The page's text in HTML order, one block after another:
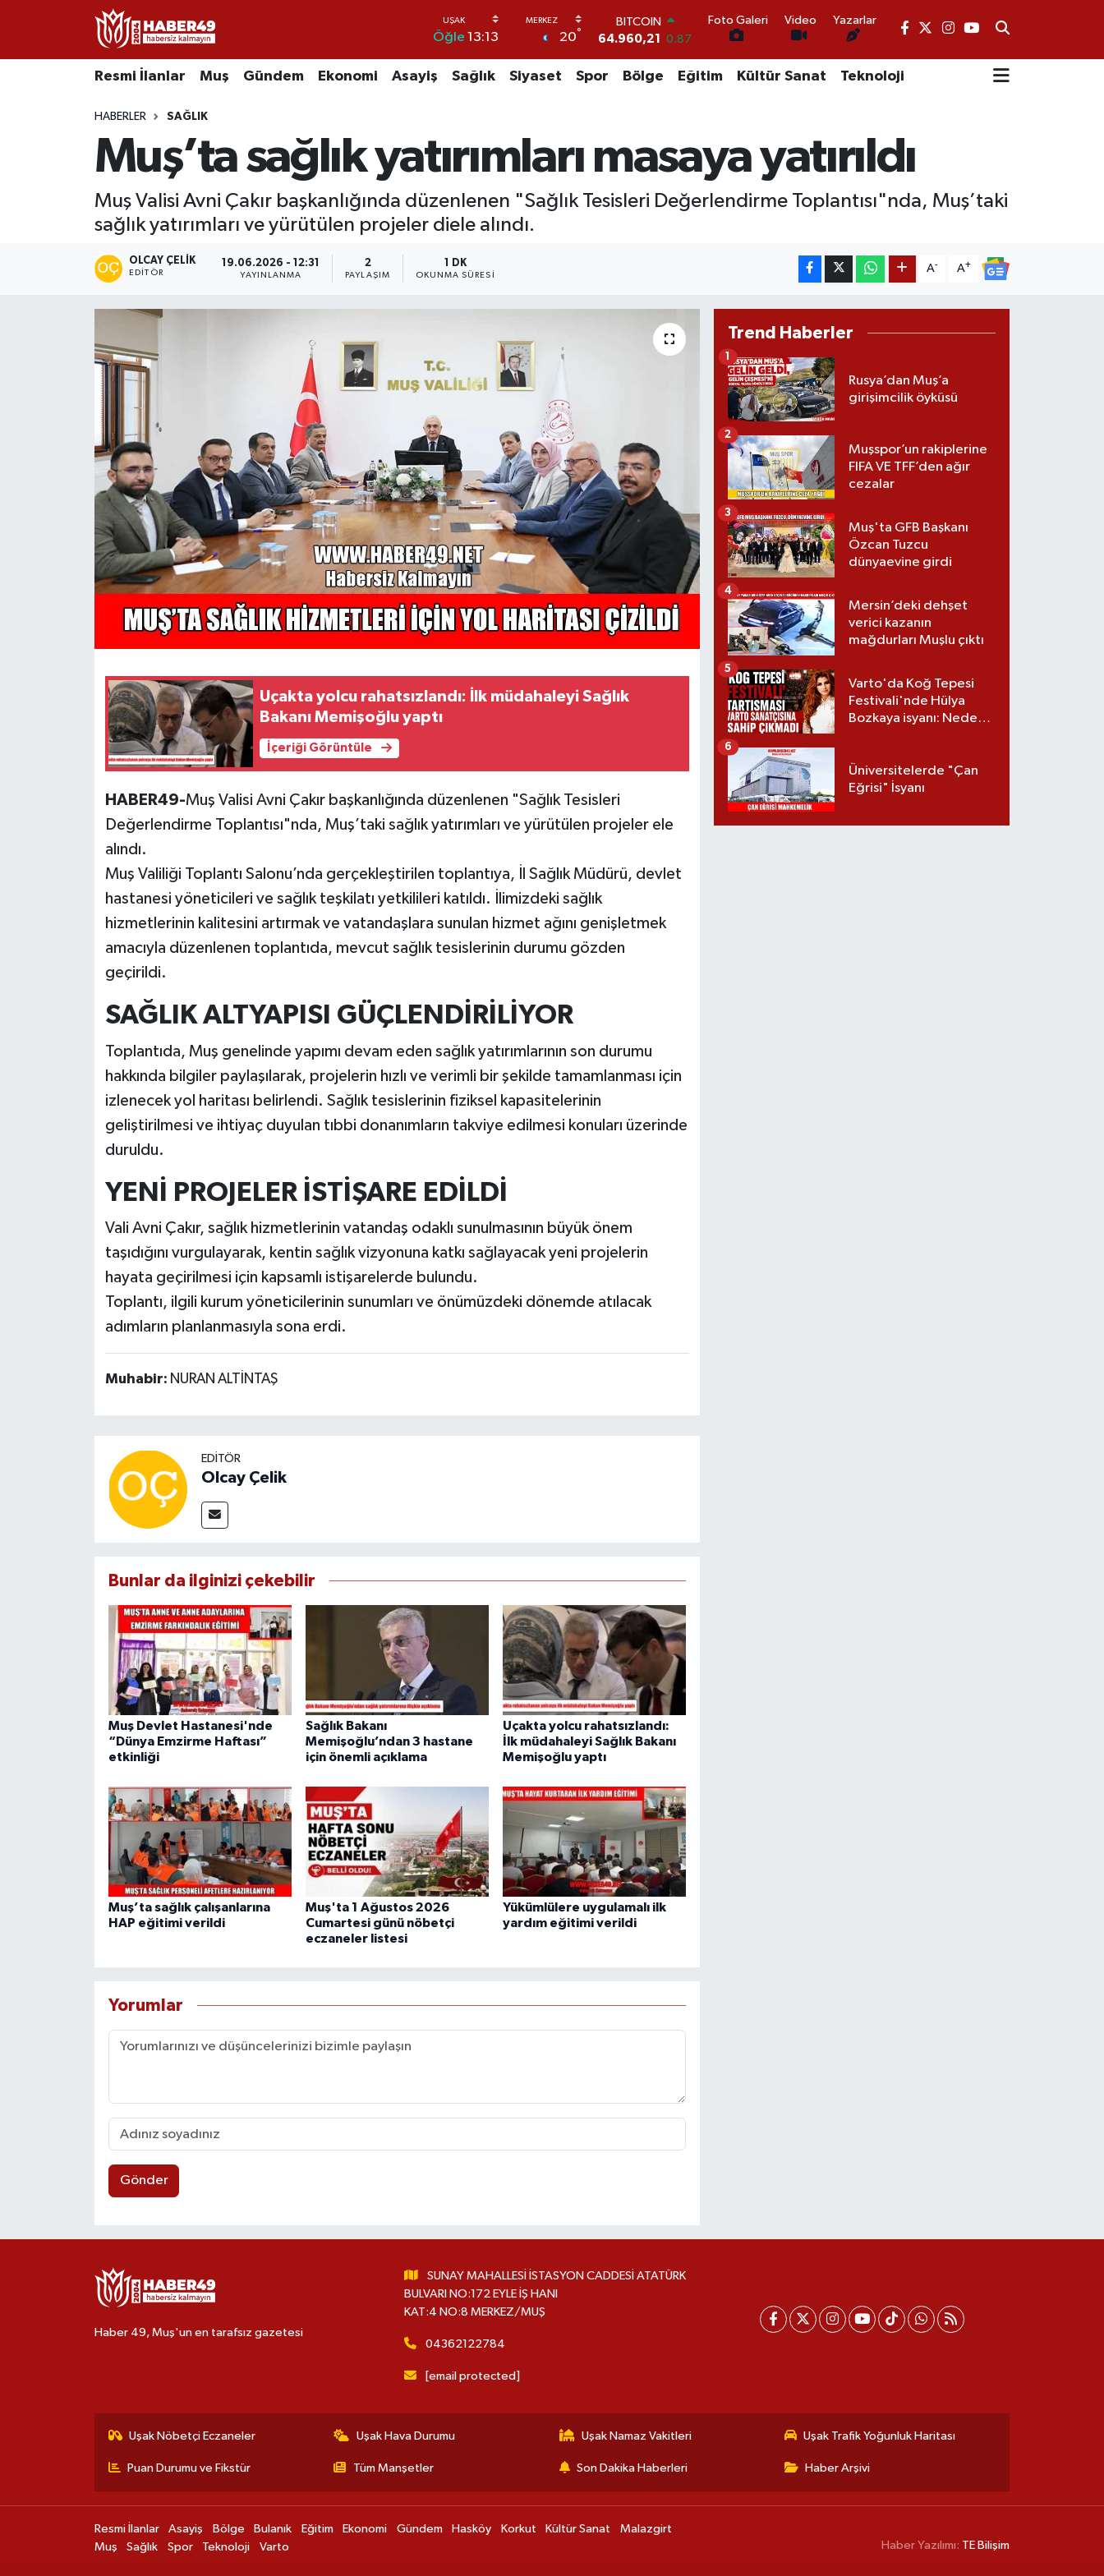
Öğle 13:13 20°
BITCOIN
64.960,21
0.87
47,7436 0.18
GRAM ALTIN
BİST100
Foto Galeri Video Yazarlar
Resmi İlanlar Muş Gündem Ekonomi Asayiş Sağlık Siyaset Spor Bölge Eğitim Kültür Sanat Teknoloji
HABERLER SAĞLIK
Muş’ta sağlık yatırımları masaya yatırıldı
Muş Valisi Avni Çakır başkanlığında düzenlenen "Sağlık Tesisleri Değerlendirme Toplantısı"nda, Muş’taki
sağlık yatırımları ve yürütülen projeler diele alındı.
OLCAY ÇELIK
EDITÖR
19.06.2026 - 12:31
YAYINLANMA
2
PAYLAŞIM
1 DK
OKUNMA SÜRESI
A- A+
Uçakta yolcu rahatsızlandı: İlk müdahaleyi Sağlık
Bakanı Memişoğlu yaptı
İçeriği Görüntüle
HABER49-Muş Valisi Avni Çakır başkanlığında düzenlenen "Sağlık Tesisleri
Değerlendirme Toplantısı"nda, Muş’taki sağlık yatırımları ve yürütülen projeler ele
alındı.
Muş Valiliği Toplantı Salonu’nda gerçekleştirilen toplantıya, İl Sağlık Müdürü, devlet
hastanesi yöneticileri ve sağlık teşkilatı yetkilileri katıldı. İlimizdeki sağlık
hizmetlerinin kalitesini artırmak ve vatandaşlara sunulan hizmet ağını genişletmek
amacıyla düzenlenen toplantıda, mevcut sağlık tesislerinin durumu gözden
geçirildi.
SAĞLIK ALTYAPISI GÜÇLENDİRİLİYOR
Toplantıda, Muş genelinde yapımı devam eden sağlık yatırımlarının son durumu
hakkında bilgiler paylaşılarak, projelerin hızlı ve verimli bir şekilde tamamlanması için
izlenecek yol haritası belirlendi. Sağlık tesislerinin fiziksel kapasitelerinin
geliştirilmesi ve ihtiyaç duyulan tıbbi donanımların takviye edilmesi konuları üzerinde
duruldu.
YENİ PROJELER İSTİŞARE EDİLDİ
Vali Avni Çakır, sağlık hizmetlerinin vatandaş odaklı sunulmasının büyük önem
taşıdığını vurgulayarak, kentin sağlık vizyonuna katkı sağlayacak yeni projelerin
hayata geçirilmesi için kapsamlı istişarelerde bulundu.
Toplantı, ilgili kurum yöneticilerinin sunumları ve önümüzdeki dönemde atılacak
adımların planlanmasıyla sona erdi.
Muhabir: NURAN ALTİNTAŞ
EDITÖR
Olcay Çelik
Bunlar da ilginizi çekebilir
Muş Devlet Hastanesi'nde
“Dünya Emzirme Haftası”
etkinliği
Sağlık Bakanı
Memişoğlu’ndan 3 hastane
için önemli açıklama
Uçakta yolcu rahatsızlandı:
İlk müdahaleyi Sağlık Bakanı
Memişoğlu yaptı
Muş’ta sağlık çalışanlarına
HAP eğitimi verildi
Muş'ta 1 Ağustos 2026
Cumartesi günü nöbetçi
eczaneler listesi
Yükümlülere uygulamalı ilk
yardım eğitimi verildi
Yorumlar
Gönder
Trend Haberler
Rusya’dan Muş’a
girişimcilik öyküsü
1
Muşspor’un rakiplerine
FIFA VE TFF’den ağır
cezalar
2
Muş'ta GFB Başkanı
Özcan Tuzcu
dünyaevine girdi
3
Mersin’deki dehşet
verici kazanın
mağdurları Muşlu çıktı
4
Varto'da Koğ Tepesi
Festivali'nde Hülya
Bozkaya isyanı: Neden
5
Üniversitelerde "Çan
Eğrisi" İsyanı
6
Haber 49, Muş'un en tarafsız gazetesi
SUNAY MAHALLESİ İSTASYON CADDESİ ATATÜRK
BULVARI NO:172 EYLE İŞ HANI
KAT:4 NO:8 MERKEZ/MUŞ
04362122784
[email protected]
Uşak Nöbetçi Eczaneler Uşak Hava Durumu Uşak Namaz Vakitleri Uşak Trafik Yoğunluk Haritası
Puan Durumu ve Fikstür Tüm Manşetler Son Dakika Haberleri Haber Arşivi
Resmi İlanlar Asayiş Bölge Bulanık Eğitim Ekonomi Gündem Hasköy Korkut Kültür Sanat
Malazgirt
Muş
Sağlık Spor Teknoloji Varto Haber Yazılımı: TE Bilişim
Resmi İlanlar
Ekonomi
Gündem
Teknoloji
Kültür Sanat
Bulanık
Malazgirt
Uşak Nöbetçi Eczaneler
Uşak Namaz Vakitleri
TFF 2.Lig Kırmızı Grup Puan Durumu ve Fikstür
Tüm Manşetler
Son Dakika Haberleri
Haber Arşivi